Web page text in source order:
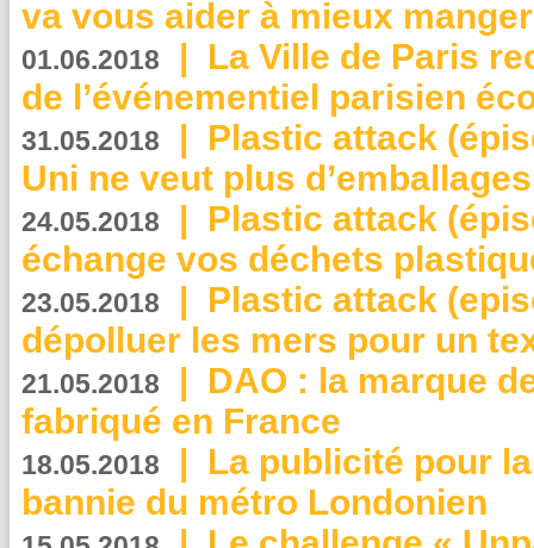
va vous aider à mieux
01.06.2018 | La Ville de Paris
de l’événementiel parisien
31.05.2018 | Plastic attack
Uni ne veut plus
24.05.2018 | Plastic attack
échange vos déchets
23.05.2018 | Plastic attack
dépolluer les mers pour un
21.05.2018 | DAO : la marque
fabriqué en France
18.05.2018 | La publicité pour
bannie du métro Londonien